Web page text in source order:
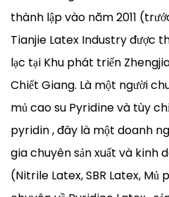
thành lập vào năm 2011
Tianjie Latex Industry được
lạc tại Khu phát triển
Chiết Giang. Là một người
mủ cao su Pyridinevà tùy
pyridin, đây là một doanh
gia chuyên sản xuất và kinh
(Nitrile Latex, SBR Latex, Mủ